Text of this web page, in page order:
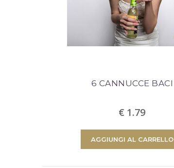
6 CANNUCCE BACI
€ 1.79
AGGIUNGI AL CARRELLO